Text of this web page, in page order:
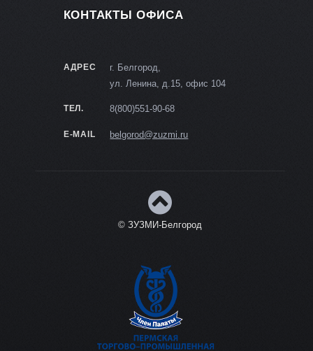
КОНТАКТЫ ОФИСА
АДРЕС
г. Белгород,
ул. Ленина, д.15, офис 104
ТЕЛ. 8(800)551-90-68
E-MAIL belgorod@zuzmi.ru
© ЗУЗМИ-Белгород